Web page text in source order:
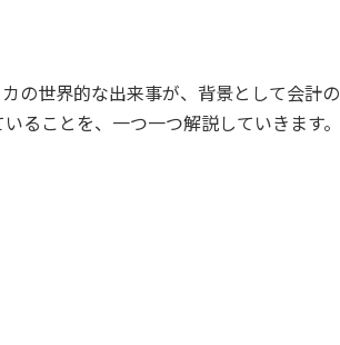
の世界的な出来事が、背景として会計の
ることを、一つ一つ解説していきます。